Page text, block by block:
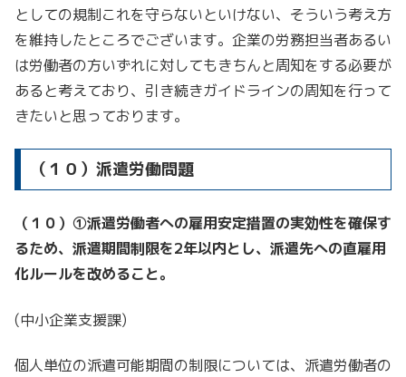
としての規制これを守らないといけない、そういう考え方
を維持したところでございます。企業の労務担当者あるい
は労働者の方いずれに対してもきちんと周知をする必要が
あると考えており、引き続きガイドラインの周知を行って
きたいと思っております。
（１０）派遣労働問題
（１０）①派遣労働者への雇用安定措置の実効性を確保す
るため、派遣期間制限を2年以内とし、派遣先への直雇用
化ルールを改めること。
(中小企業支援課)
個人単位の派遣可能期間の制限については、派遣労働者の